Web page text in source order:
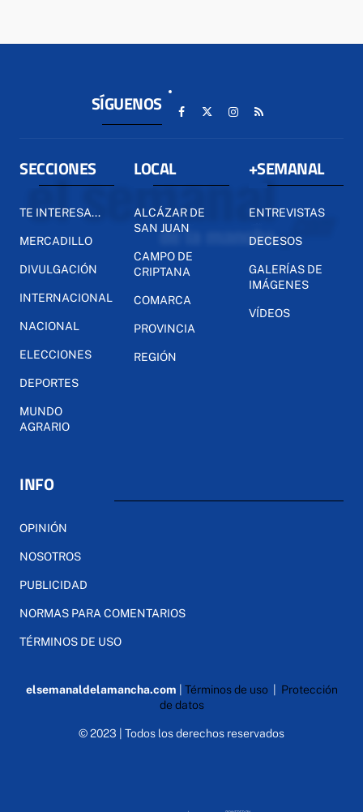
SÍGUENOS
SECCIONES
TE INTERESA...
MERCADILLO
DIVULGACIÓN
INTERNACIONAL
NACIONAL
ELECCIONES
DEPORTES
MUNDO
AGRARIO
LOCAL
ALCÁZAR DE
SAN JUAN
CAMPO DE
CRIPTANA
COMARCA
PROVINCIA
REGIÓN
+SEMANAL
ENTREVISTAS
DECESOS
GALERÍAS DE
IMÁGENES
VÍDEOS
INFO
OPINIÓN
NOSOTROS
PUBLICIDAD
NORMAS PARA COMENTARIOS
TÉRMINOS DE USO
elsemanaldelamancha.com | Términos de uso| Protección
de datos
© 2023 | Todos los derechos reservados